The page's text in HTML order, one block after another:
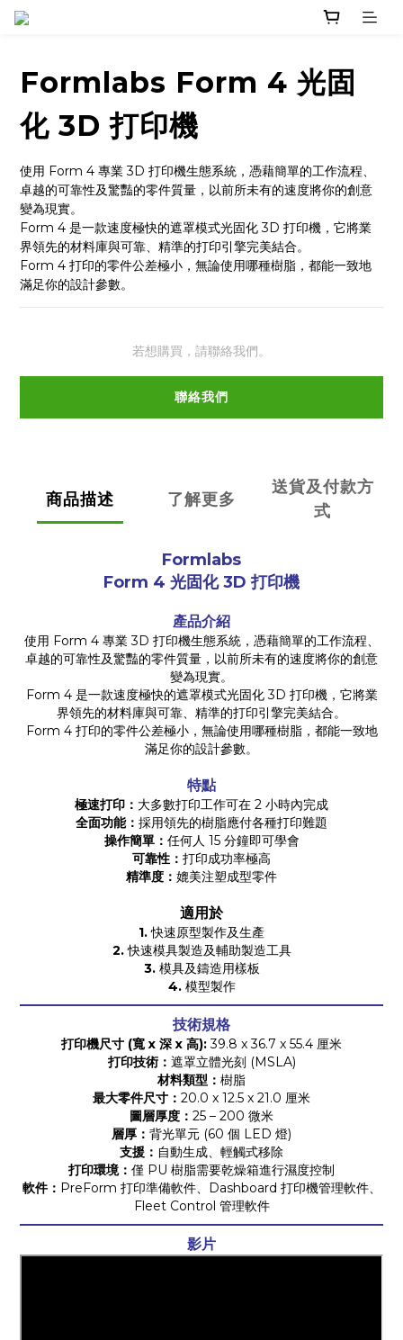
Formlabs Form 4 光固
化 3D 打印機
使用 Form 4 專業 3D 打印機生態系統，憑藉簡單的工作流程、
卓越的可靠性及驚豔的零件質量，以前所未有的速度將你的創意
變為現實。
Form 4 是一款速度極快的遮罩模式光固化 3D 打印機，它將業
界領先的材料庫與可靠、精準的打印引擎完美結合。
Form 4 打印的零件公差極小，無論使用哪種樹脂，都能一致地
滿足你的設計參數。
若想購買，請聯絡我們。
聯絡我們
商品描述 了解更多
送貨及付款方
式
Formlabs
Form 4 光固化 3D 打印機
產品介紹
使用 Form 4 專業 3D 打印機生態系統，憑藉簡單的工作流程、
卓越的可靠性及驚豔的零件質量，以前所未有的速度將你的創意
變為現實。
Form 4 是一款速度極快的遮罩模式光固化 3D 打印機，它將業
界領先的材料庫與可靠、精準的打印引擎完美結合。
Form 4 打印的零件公差極小，無論使用哪種樹脂，都能一致地
滿足你的設計參數。
特點
極速打印： 大多數打印工作可在 2 小時內完成
全面功能： 採用領先的樹脂應付各種打印難題
操作簡單： 任何人 15 分鐘即可學會
可靠性： 打印成功率極高
精準度： 媲美注塑成型零件
適用於
1.快速原型製作及生產
2.快速模具製造及輔助製造工具
3.模具及鑄造用樣板
4.模型製作
技術規格
打印機尺寸 (寬 x 深 x 高):39.8 x 36.7 x 55.4 厘米
打印技術： 遮罩立體光刻 (MSLA)
材料類型： 樹脂
最大零件尺寸： 20.0 x 12.5 x 21.0 厘米
圖層厚度： 25 – 200 微米
層厚： 背光單元 (60 個 LED 燈)
支援： 自動生成、輕觸式移除
打印環境： 僅 PU 樹脂需要乾燥箱進行濕度控制
軟件： PreForm 打印準備軟件、Dashboard 打印機管理軟件、
Fleet Control 管理軟件
影片